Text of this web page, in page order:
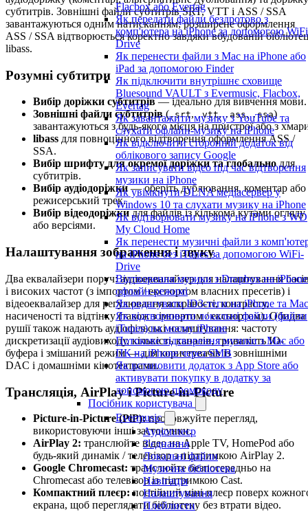
Flacbox або Evertag
Як передати файли бездротово з
комп'ютера на iPhone за допомогою
Drive
Як перенести файли з Mac на iPhone або
iPad за допомогою Finder
Як підключити внутрішнє сховище
Bluesound VAULT з Evermusic, Flacbox,
Evertag
Як завантажити музику з YouTube та
слухати офлайн-музику на iPhone
Як відключити сторонній додаток від
облікового запису Google
Як записувати відео під час відтворення
музики на iPhone
Як увімкнути DLNA медіасервер у
Windows 10 та слухати музику на iPhone
Як відтворювати музику на iPhone з WD
My Cloud Home
Як перенести музичні файли з
на iPhone без iTunes за допомогою WiFi-
Drive
Відтворення музики з Dropbox на
офлайн-режимі
Як редагувати ID3-теги на iPhone та Mac
Як відтворювати локальні файли (файли
iTunes) на моєму iPhone
Потокове відтворення музики з Mac або
ПК на iPhone через SMB
Як встановити додаток з App Store або
активувати покупку в додатку за
допомогою промокоду
Посібник користувача
Evermusic
Аудіоплеєр
З'єднання
Локальні файли
Музична бібліотека
Навігація
Налаштування
Плейлисти
субтитрів. Зовнішні файли субтитрів SRT, VTT і ASS / SSA
завантажуються одним натисканням; розширене оформлення
ASS / SSA відтворюється коректно завдяки вбудованій
libass.
Розумні субтитри
Вибір доріжки субтитрів— ідеально для вивчення мови.
Зовнішні файли субтитрів(.srt,.vtt,.ass,.ssa)
завантажуються з будь-якого місця на пристрої або з
libass для повноцінного відтворення оформлення ASS /
SSA.
Вибір шрифту для окремої доріжки та глобальнодля
субтитрів.
Вибір аудіодоріжки— оберіть дублювання, коментар або
режисерський трек.
Вибір відеодоріжкидля файлів із кількома кутами огляду
або версіями.
Налаштування зображення і звуку
Два еквалайзери поруч: аудіоеквалайзер для налаштування
і високих частот (з імпортом / експортом власних пресетів) і
відеоеквалайзер для регулювання яскравості, контрасту,
насиченості та відтінку (також з імпортом / експортом). Обидва
рушії також надають аудіофільські налаштування: частоту
дискретизації аудіовиходу, кількість каналів, тривалість IO-
буфера і змішаний режим — для користувачів із зовнішніми
DAC і домашніми кінотеатрами.
Трансляція, AirPlay і Picture-in-Picture
Picture-in-Picture (PiP):продовжуйте перегляд,
використовуючи інші застосунки.
AirPlay 2: транслюйте відео на Apple TV, HomePod або
будь-який динамік / телевізор з підтримкою AirPlay 2.
Google Chromecast: транслюйте безпосередньо на
Chromecast або телевізор із підтримкою Cast.
Компактний плеєр: постійний міні-плеєр поверх
екрана, щоб переглядати бібліотеку без втрати відео.